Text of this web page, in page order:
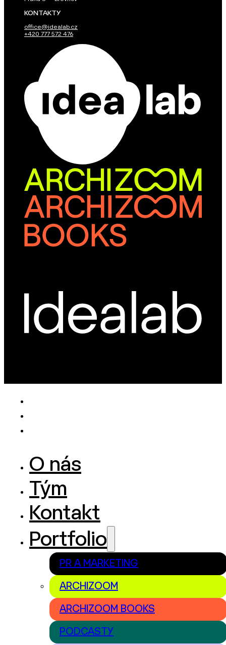
KONTAKTY
office@idealab.cz
+420 777 572 476
O nás
Tým
Kontakt
Portfolio
PR A MARKETING
ARCHIZOOM
ARCHIZOOM BOOKS
PODCASTY